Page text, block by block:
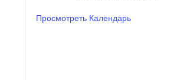
Просмотреть Календарь